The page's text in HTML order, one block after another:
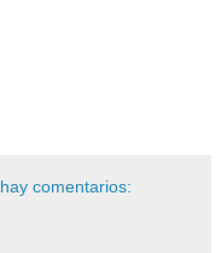
comentarios: